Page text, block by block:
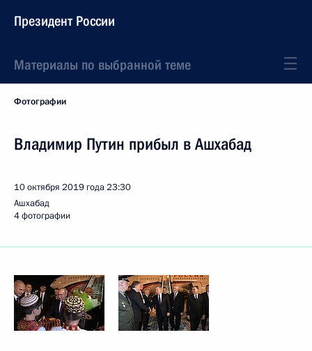
Президент России
Материалы по выбранной теме
Фотографии
Владимир Путин прибыл в Ашхабад
10 октября 2019 года23:30
Ашхабад
4 фотографии